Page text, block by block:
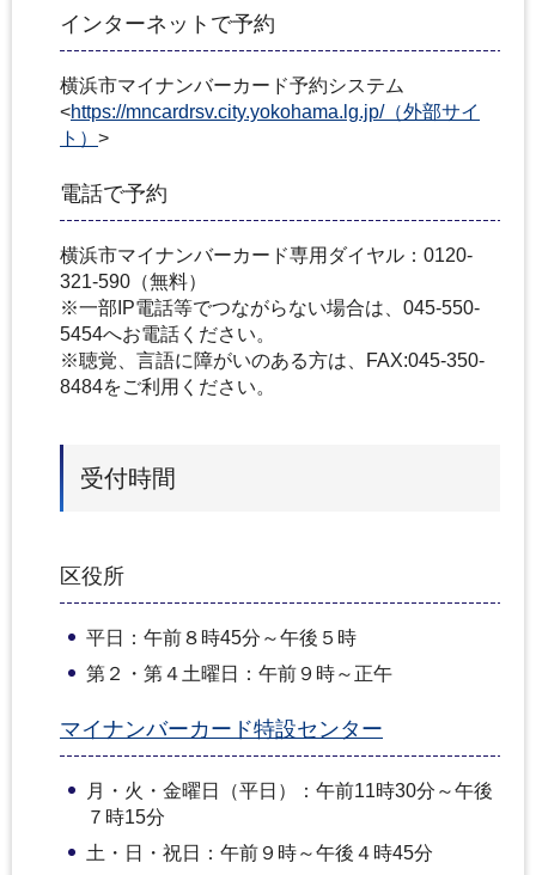
インターネットで予約
横浜市マイナンバーカード予約システム
<https://mncardrsv.city.yokohama.lg.jp/（外部サイ
ト） >
電話で予約
横浜市マイナンバーカード専用ダイヤル：0120-
321-590（無料）
※一部IP電話等でつながらない場合は、045-550-
5454へお電話ください。
※聴覚、言語に障がいのある方は、FAX:045‐350‐
8484をご利用ください。
受付時間
区役所
平日：午前８時45分～午後５時
第２・第４土曜日：午前９時～正午
マイナンバーカード特設センター
月・火・金曜日（平日）：午前11時30分～午後
７時15分
土・日・祝日：午前９時～午後４時45分